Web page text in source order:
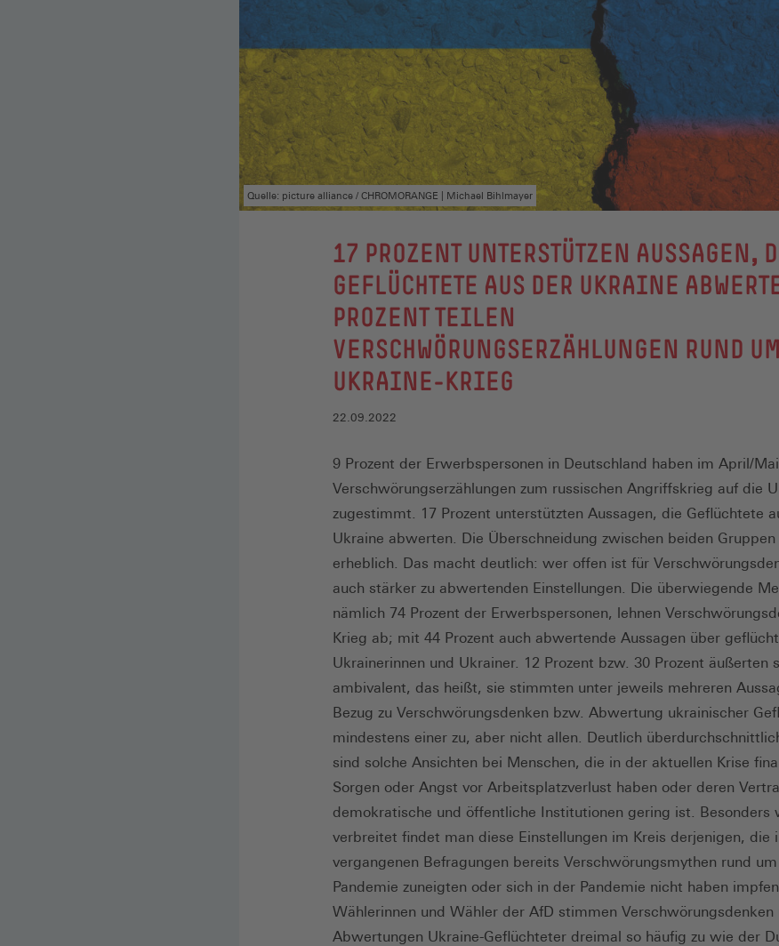
Quelle: picture alliance / CHROMORANGE | Michael Bihlmayer
:
17 PROZENT UNTERSTÜTZEN AUSSAGEN,
GEFLÜCHTETE AUS DER UKRAINE
PROZENT TEILEN
VERSCHWÖRUNGSERZÄHLUNGEN RUND
UKRAINE-KRIEG
22.09.2022
9 Prozent der Erwerbspersonen in Deutschland haben im April/
Verschwörungserzählungen zum russischen Angriffskrieg auf die
zugestimmt. 17 Prozent unterstützten Aussagen, die Geflüchtete
Ukraine abwerten. Die Überschneidung zwischen beiden Gruppen
erheblich. Das macht deutlich: wer offen ist für
auch stärker zu abwertenden Einstellungen. Die überwiegende
nämlich 74 Prozent der Erwerbspersonen, lehnen
Krieg ab; mit 44 Prozent auch abwertende Aussagen über
Ukrainerinnen und Ukrainer. 12 Prozent bzw. 30 Prozent äußerten
ambivalent, das heißt, sie stimmten unter jeweils mehreren
Bezug zu Verschwörungsdenken bzw. Abwertung ukrainischer
mindestens einer zu, aber nicht allen. Deutlich
sind solche Ansichten bei Menschen, die in der aktuellen Krise
Sorgen oder Angst vor Arbeitsplatzverlust haben oder deren
demokratische und öffentliche Institutionen gering ist. Besonders
verbreitet findet man diese Einstellungen im Kreis derjenigen, die
vergangenen Befragungen bereits Verschwörungsmythen rund
Pandemie zuneigten oder sich in der Pandemie nicht haben impfen
Wählerinnen und Wähler der AfD stimmen Verschwörungsdenken
Abwertungen Ukraine-Geflüchteter dreimal so häufig zu wie der